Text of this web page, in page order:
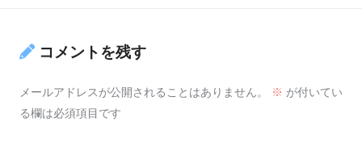
コメントを残す
メールアドレスが公開されることはありません。 ※ が付いてい
る欄は必須項目です